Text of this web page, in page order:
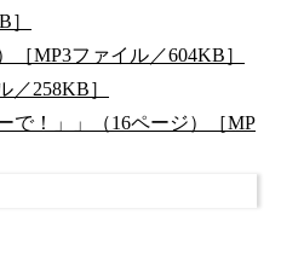
MP3ファイル／604KB］
／258KB］
で！」」（16ページ）［MP